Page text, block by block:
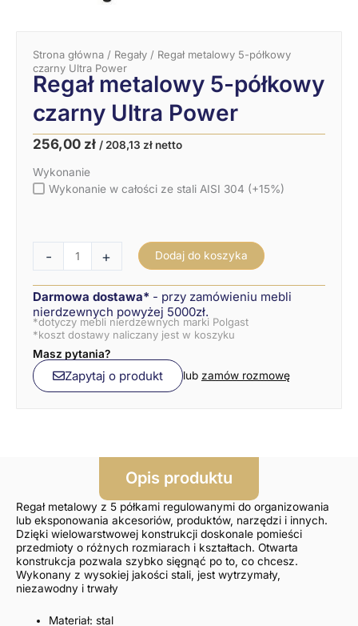
Strona główna / Regały / Regał metalowy 5-półkowy
czarny Ultra Power
Regał metalowy 5-półkowy
czarny Ultra Power
Pierwotna
wynosiła:
320,00 zł.
256,00 złAktualna
256,00 zł.
/ 208,13 zł netto
Wykonanie
Wykonanie w całości ze stali AISI 304 (+15%)
-
Regał
metalowy
Ultra
Power
+ Dodaj do koszyka
Darmowa dostawa* - przy zamówieniu mebli
nierdzewnych powyżej 5000zł.
*dotyczy mebli nierdzewnych marki Polgast
*koszt dostawy naliczany jest w koszyku
Masz pytania?
Zapytaj o produkt lub zamów rozmowę
Opis produktu
Regał metalowy z 5 półkami regulowanymi do organizowania
lub eksponowania akcesoriów, produktów, narzędzi i innych.
Dzięki wielowarstwowej konstrukcji doskonale pomieści
przedmioty o różnych rozmiarach i kształtach. Otwarta
konstrukcja pozwala szybko sięgnąć po to, co chcesz.
Wykonany z wysokiej jakości stali, jest wytrzymały,
niezawodny i trwały
Materiał: stal